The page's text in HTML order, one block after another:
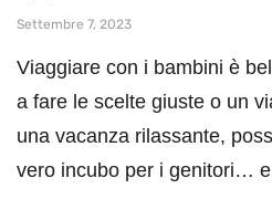
Settembre 7, 2023
Viaggiare con i bambini è
a fare le scelte giuste o un
una vacanza rilassante,
vero incubo per i genitori…